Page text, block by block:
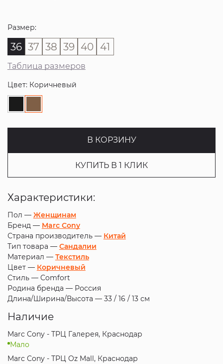
Размер:
36 37 38 39 40 41
Таблица размеров
Цвет: Коричневый
В КОРЗИНУ
КУПИТЬ В 1 КЛИК
Характеристики:
Пол — Женщинам
Бренд — Marc Cony
Страна производитель — Китай
Тип товара — Сандалии
Материал — Текстиль
Цвет — Коричневый
Стиль — Comfort
Родина бренда — Россия
Длина/Ширина/Высота — 33 / 16 / 13 см
Наличие
Marc Cony - ТРЦ Галерея, Краснодар
Мало
Marc Cony - ТРЦ Oz Mall, Краснодар